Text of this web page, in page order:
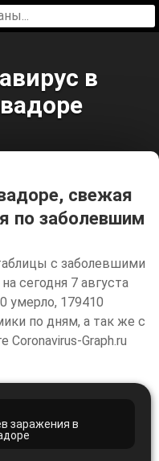
в
свежая
по заболевшим
с заболевшими
сегодня 7 августа
умерло, 179410
по дням, а так же с
Graph.ru
заражения в